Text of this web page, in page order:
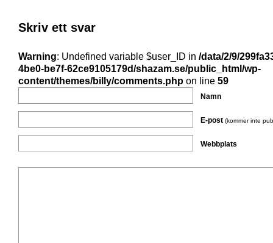
Skriv ett svar
Warning: Undefined variable $user_ID in /data/2/9/
4be0-be7f-62ce9105179d/shazam.se/public_html/wp-
content/themes/billy/comments.php on line 59
Namn
E-post (kommer inte
Webbplats